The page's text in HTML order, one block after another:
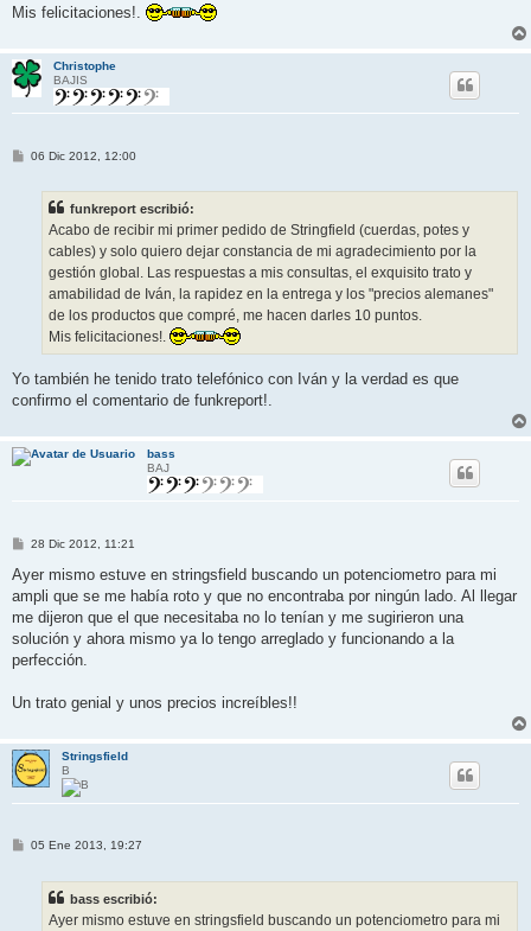
Mis felicitaciones!.
Christophe
BAJIS
M06 Dic 2012, 12:00
funkreport escribió:
Acabo de recibir mi primer pedido de Stringfield (cuerdas, potes y
cables) y solo quiero dejar constancia de mi agradecimiento por la
gestión global. Las respuestas a mis consultas, el exquisito trato y
amabilidad de Iván, la rapidez en la entrega y los "precios alemanes"
de los productos que compré, me hacen darles 10 puntos.
Mis felicitaciones!.
Yo también he tenido trato telefónico con Iván y la verdad es que
confirmo el comentario de funkreport!.
bass
BAJ
M
n
s
a
j
28 Dic 2012, 11:21
Ayer mismo estuve en stringsfield buscando un potenciometro para mi
ampli que se me había roto y que no encontraba por ningún lado. Al llegar
me dijeron que el que necesitaba no lo tenían y me sugirieron una
solución y ahora mismo ya lo tengo arreglado y funcionando a la
perfección.
Un trato genial y unos precios increíbles!!
Stringsfield
B
M05 Ene 2013, 19:27
bass escribió:
Ayer mismo estuve en stringsfield buscando un potenciometro para mi